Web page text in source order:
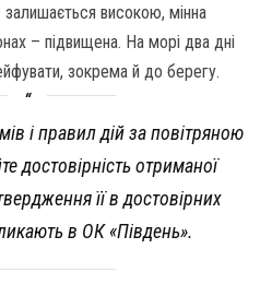
залишається високою, мінна
– підвищена. На морі два дні
зокрема й до берегу.
і правил дій за повітряною
достовірність отриманої
її в достовірних
в ОК «Південь».